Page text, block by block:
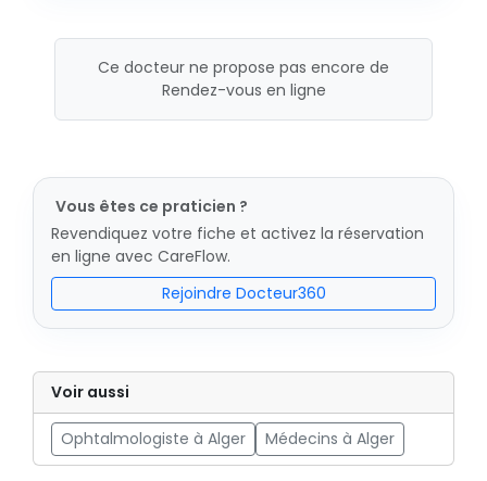
Ce docteur ne propose pas encore de
Rendez-vous en ligne
Vous êtes ce praticien ?
Revendiquez votre fiche et activez la réservation
en ligne avec CareFlow.
Rejoindre Docteur360
Voir aussi
Ophtalmologiste à Alger Médecins à Alger